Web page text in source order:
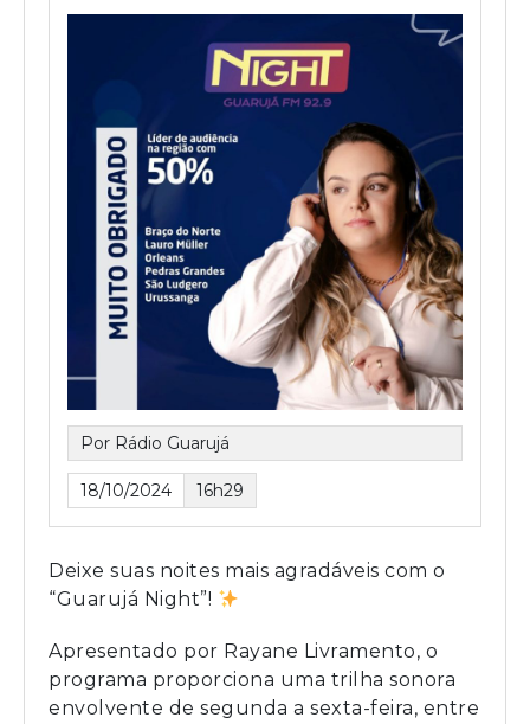
Por Rádio Guarujá
18/10/2024 16h29
Deixe suas noites mais agradáveis com o
“Guarujá Night”!
Apresentado por Rayane Livramento, o
programa proporciona uma trilha sonora
envolvente de segunda a sexta-feira, entre